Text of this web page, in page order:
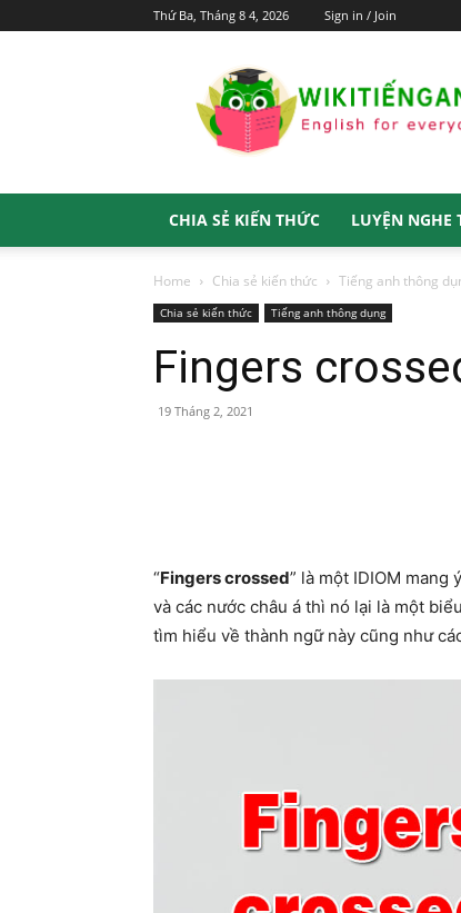
Thứ Ba, Tháng 8 4, 2026 Sign in / Join
Tiếng
Anh
CHIA SẺ KIẾN THỨC LUYỆN NGHE
Home Chia sẻ kiến thức Tiếng anh thông
Chia sẻ kiến thức Tiếng anh thông dụng
Fingers
19 Tháng 2, 2021
“Fingers crossed” là một IDIOM mang
và các nước châu á thì nó lại là một
tìm hiểu về thành ngữ này cũng như